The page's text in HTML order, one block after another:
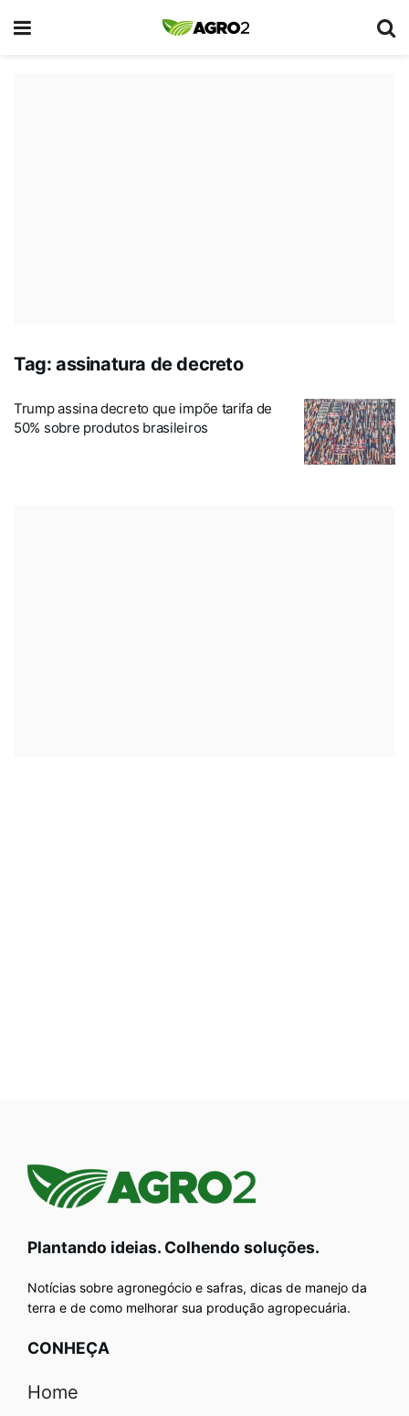
Tag: assinatura de decreto
Trump assina decreto que impõe tarifa de
50% sobre produtos brasileiros
Plantando ideias. Colhendo soluções.
Notícias sobre agronegócio e safras, dicas de manejo da
terra e de como melhorar sua produção agropecuária.
CONHEÇA
Home